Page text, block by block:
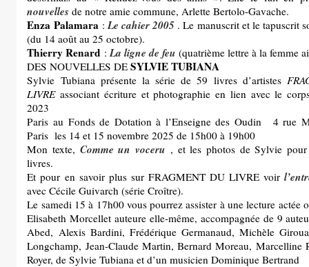
nouvelles de notre amie commune, Arlette Bertolo-Gavache.
Enza Palamara : Le cahier 2005 . Le manuscrit et le tapuscrit
(du 14 août au 25 octobre).
Thierry Renard : La ligne de feu (quatrième lettre à la femme
DES NOUVELLES DESYLVIE TUBIANA
Sylvie Tubiana présente la série de 59 livres d’artistes
LIVREassociant écriture et photographie en lien avec le
2023
Paris au Fonds de Dotation à l’Enseigne des Oudin 4 rue
Paris les 14 et 15 novembre 2025 de 15h00 à 19h00
Mon texte, Comme un voceru , et les photos de Sylvie pour
livres.
Et pour en savoir plus sur FRAGMENT DU LIVRE voir
avec Cécile Guivarch (série Croître).
Le samedi 15 à 17h00 vous pourrez assister à une lecture actée
Elisabeth Morcellet auteure elle-même, accompagnée de 9
Abed, Alexis Bardini, Frédérique Germanaud, Michèle
Longchamp, Jean-Claude Martin, Bernard Moreau, Marcelline
Royer, de Sylvie Tubiana et d’un musicien Dominique Bertrand